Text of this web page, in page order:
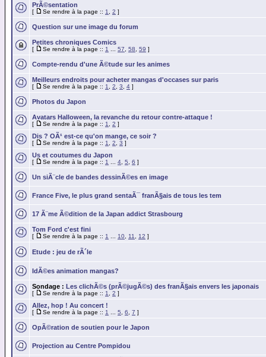
PrÃ©sentation
[ Se rendre à la page :: 1 2 ]
Question sur une image du forum
Petites chroniques Comics
[ Se rendre à la page :: 1 57 58 59 ]
Compte-rendu d'une Ã©tude sur les animes
Meilleurs endroits pour acheter mangas d'occases sur paris
[ Se rendre à la page :: 1 2 3 4 ]
Photos du Japon
Avatars Halloween, la revanche du retour contre-attaque !
[ Se rendre à la page :: 1 2 ]
Dis ? OÃ¹ est-ce qu'on mange, ce soir ?
[ Se rendre à la page :: 1 2 3 ]
Us et coutumes du Japon
[ Se rendre à la page :: 1 4 5 6 ]
Un siÃ¨cle de bandes dessinÃ©es en image
France Five, le plus grand sentaÃ¯ franÃ§ais de tous les tem
17 Ã¨me Ã©dition de la Japan addict Strasbourg
Tom Ford c'est fini
[ Se rendre à la page :: 1 10 11 12 ]
Etude : jeu de rÃ´le
IdÃ©es animation mangas?
Sondage : Les clichÃ©s (prÃ©jugÃ©s) des franÃ§ais envers les japonais
[ Se rendre à la page :: 1 2 ]
Allez, hop ! Au concert !
[ Se rendre à la page :: 1 5 6 7 ]
OpÃ©ration de soutien pour le Japon
Projection au Centre Pompidou